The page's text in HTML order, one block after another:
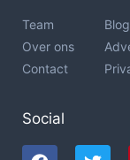
Team
Over ons
Contact
Blog
Social